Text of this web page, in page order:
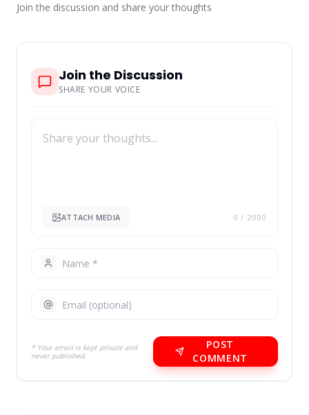
Join the discussion and share your thoughts
Join the Discussion
SHARE YOUR VOICE
ATTACH MEDIA 0 / 2000
* Your email is kept private and
never published.
POST
COMMENT